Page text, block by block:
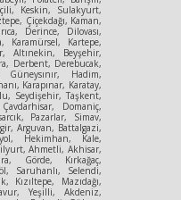
Keskin, Sulakyurt,
Çiçekdağı, Kaman,
Derince, Dilovası,
Karamürsel, Kartepe,
Altınekin, Beyşehir,
Derbent, Derebucak,
Hadim,
Karapınar, Karatay,
Seydişehir, Taşkent,
Domaniç,
Pazarlar, Simav,
Arguvan, Battalgazi,
Hekimhan, Kale,
Ahmetli, Akhisar,
Görde, Kırkağaç,
Saruhanlı, Selendi,
Mazıdağı,
Yeşilli, Akdeniz,